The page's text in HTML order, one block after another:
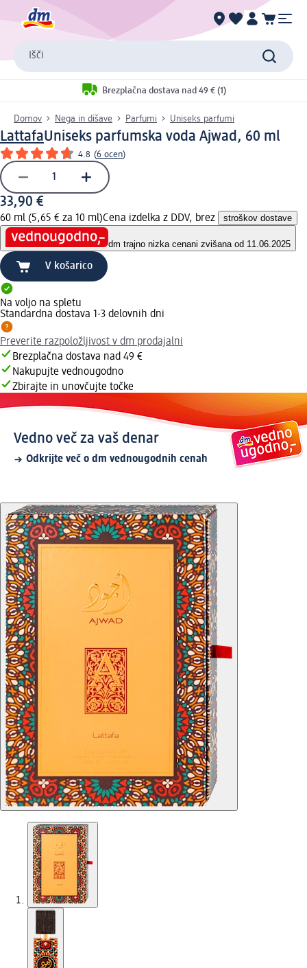
Išči
Brezplačna dostava nad 49 € (1)
Domov Nega in dišave Parfumi Uniseks parfumi
LattafaUniseks parfumska voda Ajwad, 60 ml
4.8 (6 ocen)
33,90 €
60 ml (5,65 € za 10 ml)Cena izdelka z DDV, brez stroškov dostave
dm trajno nizka cenani zvišana od 11.06.2025
V košarico
Na voljo na spletu
Standardna dostava 1-3 delovnih dni
Preverite razpoložljivost v dm prodajalni
Brezplačna dostava nad 49 €
Nakupujte vednougodno
Zbirajte in unovčujte točke
Vedno več za vaš denar
Odkrijte več o dm vednougodnih cenah